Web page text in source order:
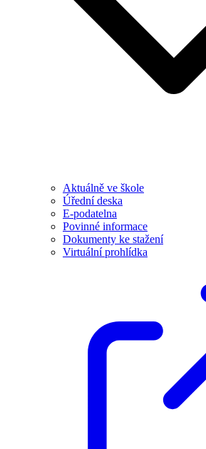
Aktuálně ve škole
Úřední deska
E-podatelna
Povinné informace
Dokumenty ke stažení
Virtuální prohlídka